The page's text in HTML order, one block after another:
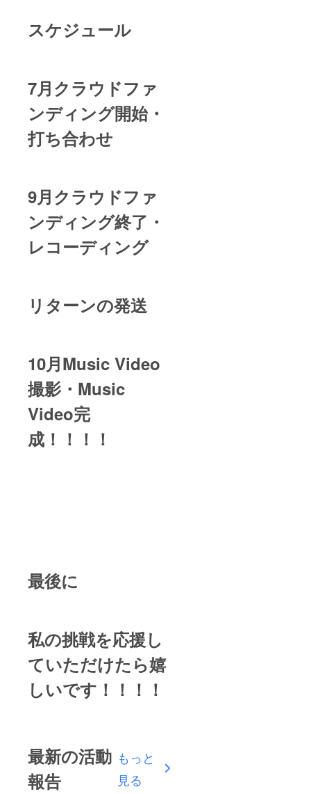
スケジュール
7月クラウドファ
ンディング開始・
打ち合わせ
9月クラウドファ
ンディング終了・
レコーディング
リターンの発送
10月Music Video
撮影・Music
Video完
成！！！！
最後に
私の挑戦を応援し
ていただけたら嬉
しいです！！！！
最新の活動
報告
もっと
見る